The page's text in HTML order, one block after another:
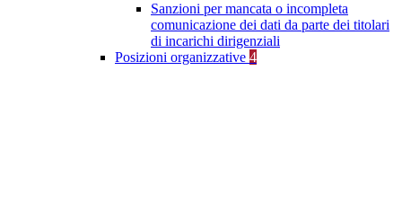
Sanzioni per mancata o incompleta
comunicazione dei dati da parte dei titolari
di incarichi dirigenziali
Posizioni organizzative 4